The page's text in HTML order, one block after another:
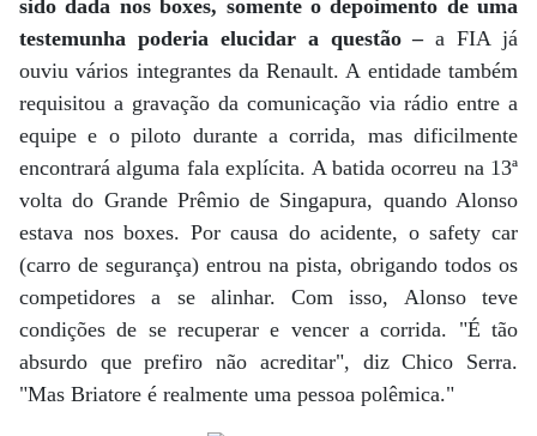
sido dada nos boxes, somente o depoimento de uma
testemunha poderia elucidar a questão –a FIA já
ouviu vários integrantes da Renault. A entidade também
requisitou a gravação da comunicação via rádio entre a
equipe e o piloto durante a corrida, mas dificilmente
encontrará alguma fala explícita. A batida ocorreu na 13ª
volta do Grande Prêmio de Singapura, quando Alonso
estava nos boxes. Por causa do acidente, o safety car
(carro de segurança) entrou na pista, obrigando todos os
competidores a se alinhar. Com isso, Alonso teve
condições de se recuperar e vencer a corrida. "É tão
absurdo que prefiro não acreditar", diz Chico Serra.
"Mas Briatore é realmente uma pessoa polêmica."